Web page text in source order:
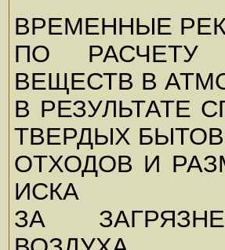
ВРЕМЕННЫЕ
ПО РАСЧЕТУ
ВЕЩЕСТВ В
В РЕЗУЛЬТАТЕ
ТВЕРДЫХ
ОТХОДОВ И
ИСКА
ЗА